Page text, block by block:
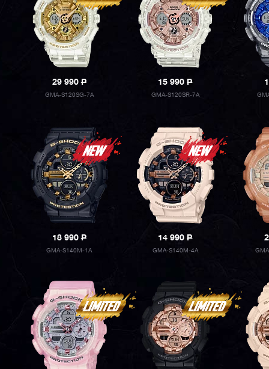
29 990P
GMA-S120SG-7A
15 990P
GMA-S120SR-7A
18 990P
GMA-S140M-1A
14 990P
GMA-S140M-4A